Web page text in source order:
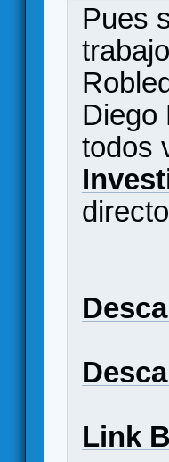
Pues
Diego
todos
Link